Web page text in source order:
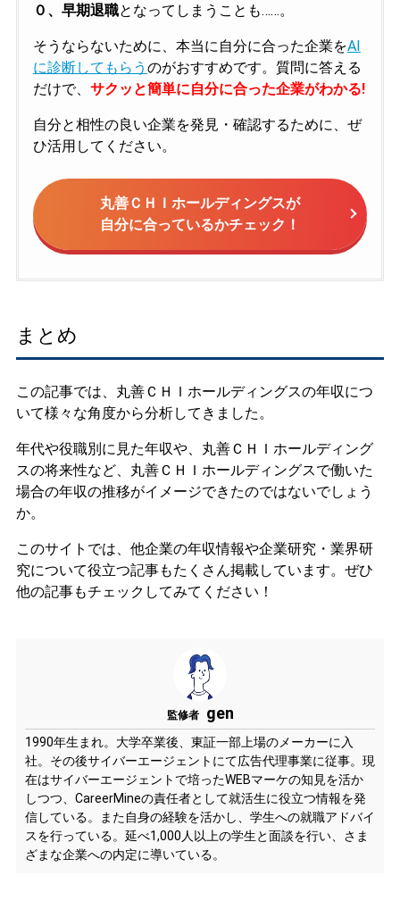
０、早期退職となってしまうことも……。
そうならないために、本当に自分に合った企業をAI
に診断してもらう のがおすすめです。質問に答える
だけで、 サクッと簡単に自分に合った企業がわかる!
自分と相性の良い企業を発見・確認するために、ぜ
ひ活用してください。
丸善ＣＨＩホールディングスが
自分に合っているかチェック！
まとめ
この記事では、丸善ＣＨＩホールディングスの年収につ
いて様々な角度から分析してきました。
年代や役職別に見た年収や、丸善ＣＨＩホールディング
スの将来性など、丸善ＣＨＩホールディングスで働いた
場合の年収の推移がイメージできたのではないでしょう
か。
このサイトでは、他企業の年収情報や企業研究・業界研
究について役立つ記事もたくさん掲載しています。ぜひ
他の記事もチェックしてみてください！
監修者 gen
1990年生まれ。大学卒業後、東証一部上場のメーカーに入
社。その後サイバーエージェントにて広告代理事業に従事。現
在はサイバーエージェントで培ったWEBマーケの知見を活か
しつつ、CareerMineの責任者として就活生に役立つ情報を発
信している。また自身の経験を活かし、学生への就職アドバイ
スを行っている。延べ1,000人以上の学生と面談を行い、さま
ざまな企業への内定に導いている。